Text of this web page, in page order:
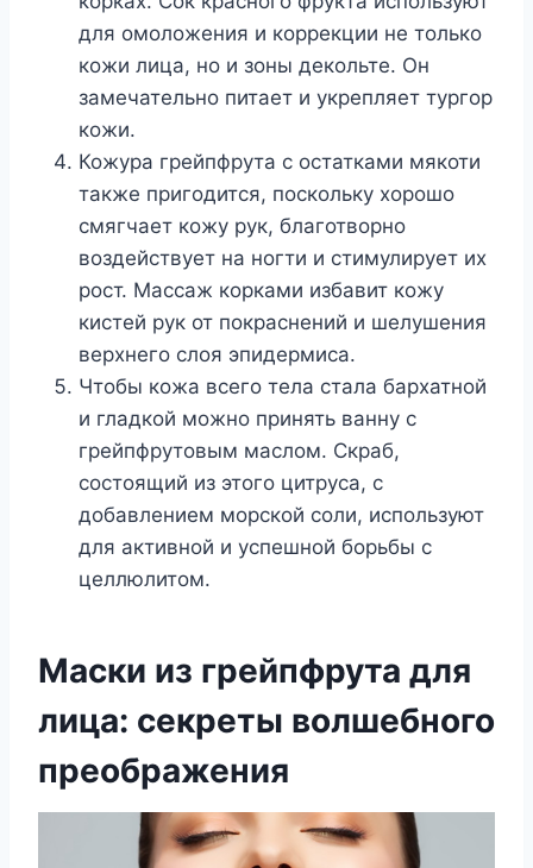
для омоложения и коррекции не только
кожи лица, но и зоны декольте. Он
замечательно питает и укрепляет тургор
кожи.
Кожура грейпфрута с остатками мякоти
также пригодится, поскольку хорошо
смягчает кожу рук, благотворно
воздействует на ногти и стимулирует их
рост. Массаж корками избавит кожу
кистей рук от покраснений и шелушения
верхнего слоя эпидермиса.
Чтобы кожа всего тела стала бархатной
и гладкой можно принять ванну с
грейпфрутовым маслом. Скраб,
состоящий из этого цитруса, с
добавлением морской соли, используют
для активной и успешной борьбы с
целлюлитом.
Маски из грейпфрута для
лица: секреты волшебного
преображения